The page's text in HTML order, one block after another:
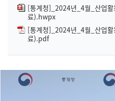
[통계청]_2024년_4월_산업활
료).hwpx
[통계청]_2024년_4월_산업활
료).pdf